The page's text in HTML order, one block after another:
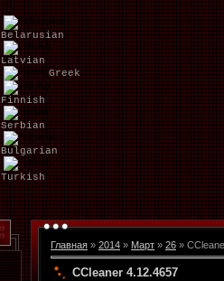
Belarusian
Latvian
Greek
Finnish
Serbian
Bulgarian
Turkish
Главная » 2014 » Март » 26 »
CCleaner 4.12.4657